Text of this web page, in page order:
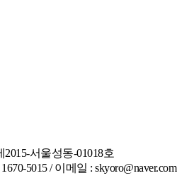
서울성동-01018호
5015 / 이메일 : skyoro@naver.com